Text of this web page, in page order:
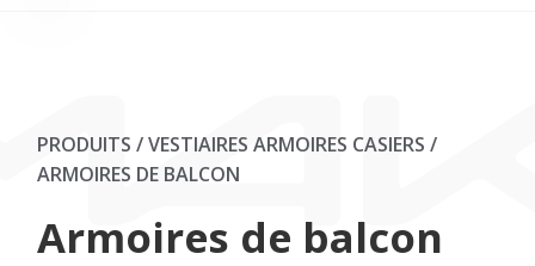
PRODUITS / VESTIAIRES ARMOIRES CASIERS /
ARMOIRES DE BALCON
Armoires de balcon